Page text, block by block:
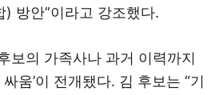
방안”이라고 강조했다.
보의 가족사나 과거 이력까지
움’이 전개됐다. 김 후보는 “기